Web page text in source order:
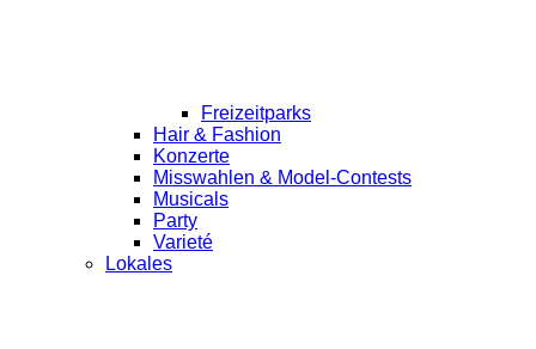
Freizeitparks
Hair & Fashion
Konzerte
Misswahlen & Model-Contests
Musicals
Party
Varieté
Lokales